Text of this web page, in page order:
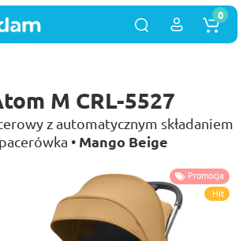
0
M CRL-5527
z automatycznym składaniem
• Mango Beige
Promocja
Hit